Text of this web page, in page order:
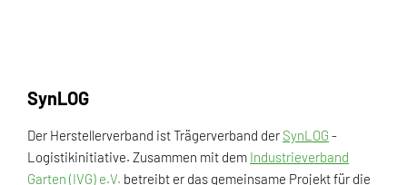
SynLOG
Der Herstellerverband ist Trägerverband der SynLOG -
Logistikinitiative. Zusammen mit dem Industrieverband
Garten (IVG) e.V. betreibt er das gemeinsame Projekt für die